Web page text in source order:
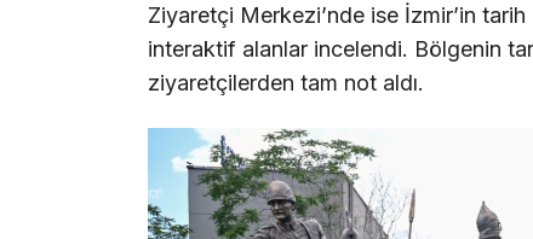
Ziyaretçi Merkezi’nde ise İzmir’in
interaktif alanlar incelendi. Bölgenin
ziyaretçilerden tam not aldı.